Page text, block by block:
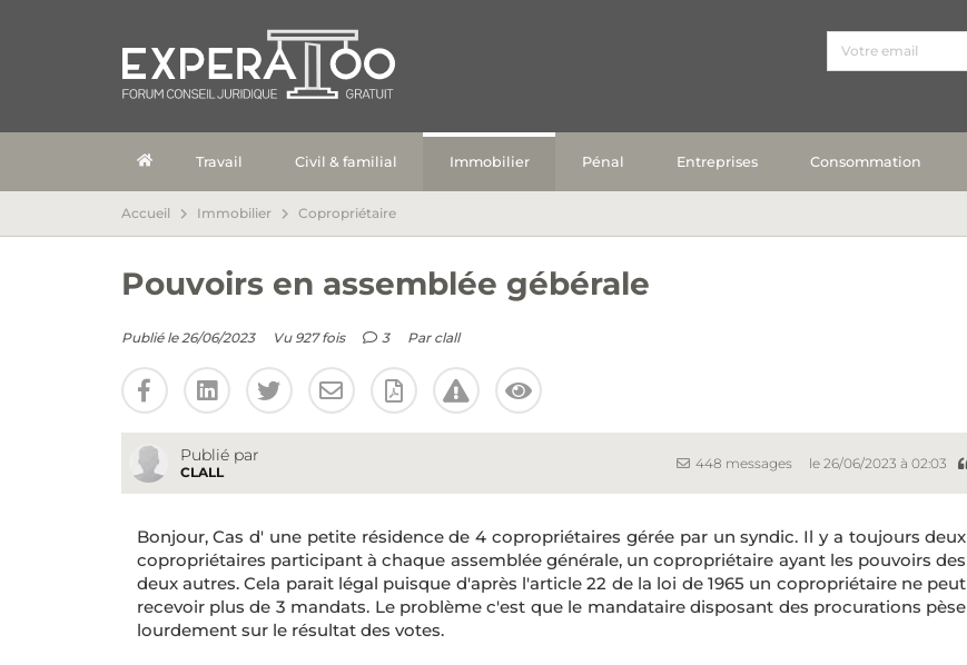
Travail Civil & familial Immobilier Pénal Entreprises Consommation
Accueil Immobilier Copropriétaire
Pouvoirs en assemblée gébérale
Publié le 26/06/2023 Vu 927 fois 3 Par clall
Publié par
CLALL
448 messages le 26/06/2023 à 02:03
Bonjour, Cas d' une petite résidence de 4 copropriétaires gérée par un syndic. Il y a toujours deux
copropriétaires participant à chaque assemblée générale, un copropriétaire ayant les pouvoirs des
deux autres. Cela parait légal puisque d'après l'article 22 de la loi de 1965 un copropriétaire ne peut
recevoir plus de 3 mandats. Le problème c'est que le mandataire disposant des procurations pèse
lourdement sur le résultat des votes.